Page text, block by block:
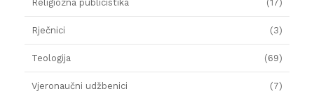
Religiozna publicistika (17)
Rječnici (3)
Teologija (69)
Vjeronaučni udžbenici (7)